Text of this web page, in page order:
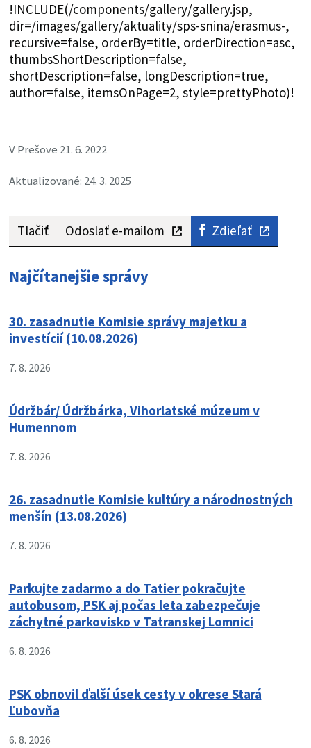
!INCLUDE(/components/gallery/gallery.jsp,
dir=/images/gallery/aktuality/sps-snina/erasmus-,
recursive=false, orderBy=title, orderDirection=asc,
thumbsShortDescription=false,
shortDescription=false, longDescription=true,
author=false, itemsOnPage=2, style=prettyPhoto)!
V Prešove 21. 6. 2022
Aktualizované: 24. 3. 2025
Tlačiť Odoslať e-mailom Zdieľať
Najčítanejšie správy
30. zasadnutie Komisie správy majetku a
investícií (10.08.2026)
7. 8. 2026
Údržbár/ Údržbárka, Vihorlatské múzeum v
Humennom
7. 8. 2026
26. zasadnutie Komisie kultúry a národnostných
menšín (13.08.2026)
7. 8. 2026
Parkujte zadarmo a do Tatier pokračujte
autobusom, PSK aj počas leta zabezpečuje
záchytné parkovisko v Tatranskej Lomnici
6. 8. 2026
PSK obnovil ďalší úsek cesty v okrese Stará
Ľubovňa
6. 8. 2026